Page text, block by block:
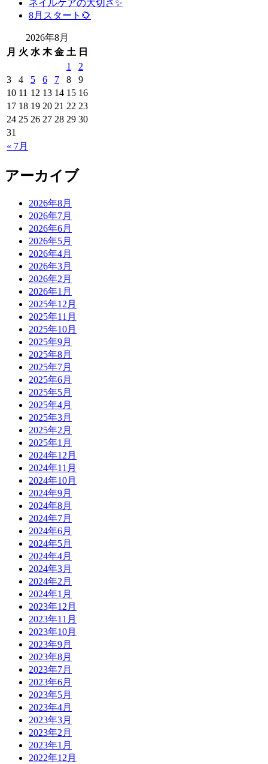
ネイルケアの大切さ✨
8月スタート🌻
2026年8月
月 火 水 木 金 土 日
« 7月
1
2
3
4 5 6 7 8
9
10 11 12 13 14 15 16
17 18 19 20 21 22 23
24 25 26 27 28 29 30
31
アーカイブ
2026年8月
2026年7月
2026年6月
2026年5月
2026年4月
2026年3月
2026年2月
2026年1月
2025年12月
2025年11月
2025年10月
2025年9月
2025年8月
2025年7月
2025年6月
2025年5月
2025年4月
2025年3月
2025年2月
2025年1月
2024年12月
2024年11月
2024年10月
2024年9月
2024年8月
2024年7月
2024年6月
2024年5月
2024年4月
2024年3月
2024年2月
2024年1月
2023年12月
2023年11月
2023年10月
2023年9月
2023年8月
2023年7月
2023年6月
2023年5月
2023年4月
2023年3月
2023年2月
2023年1月
2022年12月